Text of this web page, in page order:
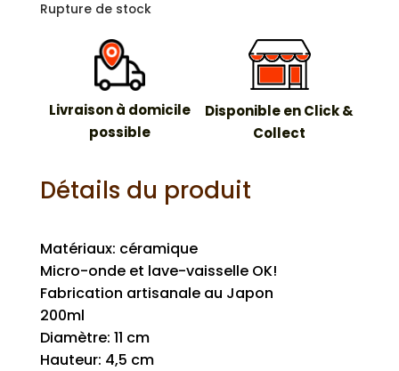
Rupture de stock
Livraison à domicile
possible
Disponible en Click &
Collect
Détails du produit
Matériaux: céramique
Micro-onde et lave-vaisselle OK!
Fabrication artisanale au Japon
200ml
Diamètre: 11 cm
Hauteur: 4,5 cm